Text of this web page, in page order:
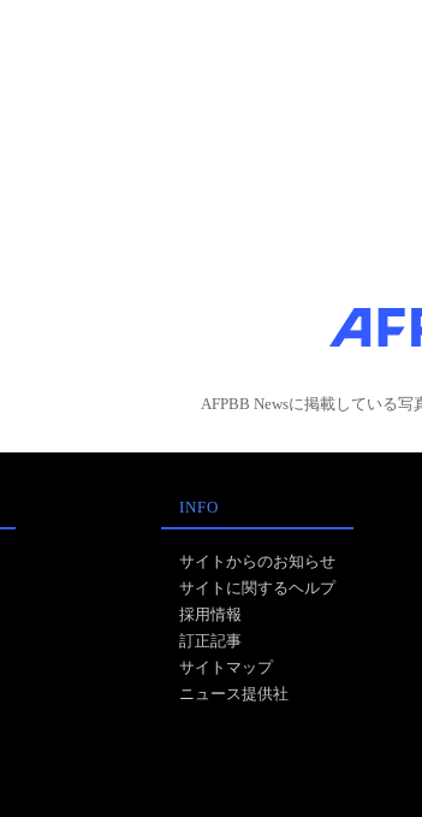
AFPBB Newsに掲載している
INFO
サイトからのお知らせ
サイトに関するヘルプ
採用情報
訂正記事
サイトマップ
ニュース提供社